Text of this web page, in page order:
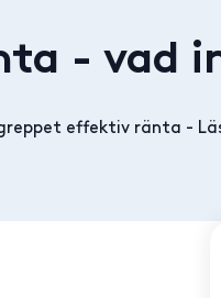
- vad
effektiv ränta -